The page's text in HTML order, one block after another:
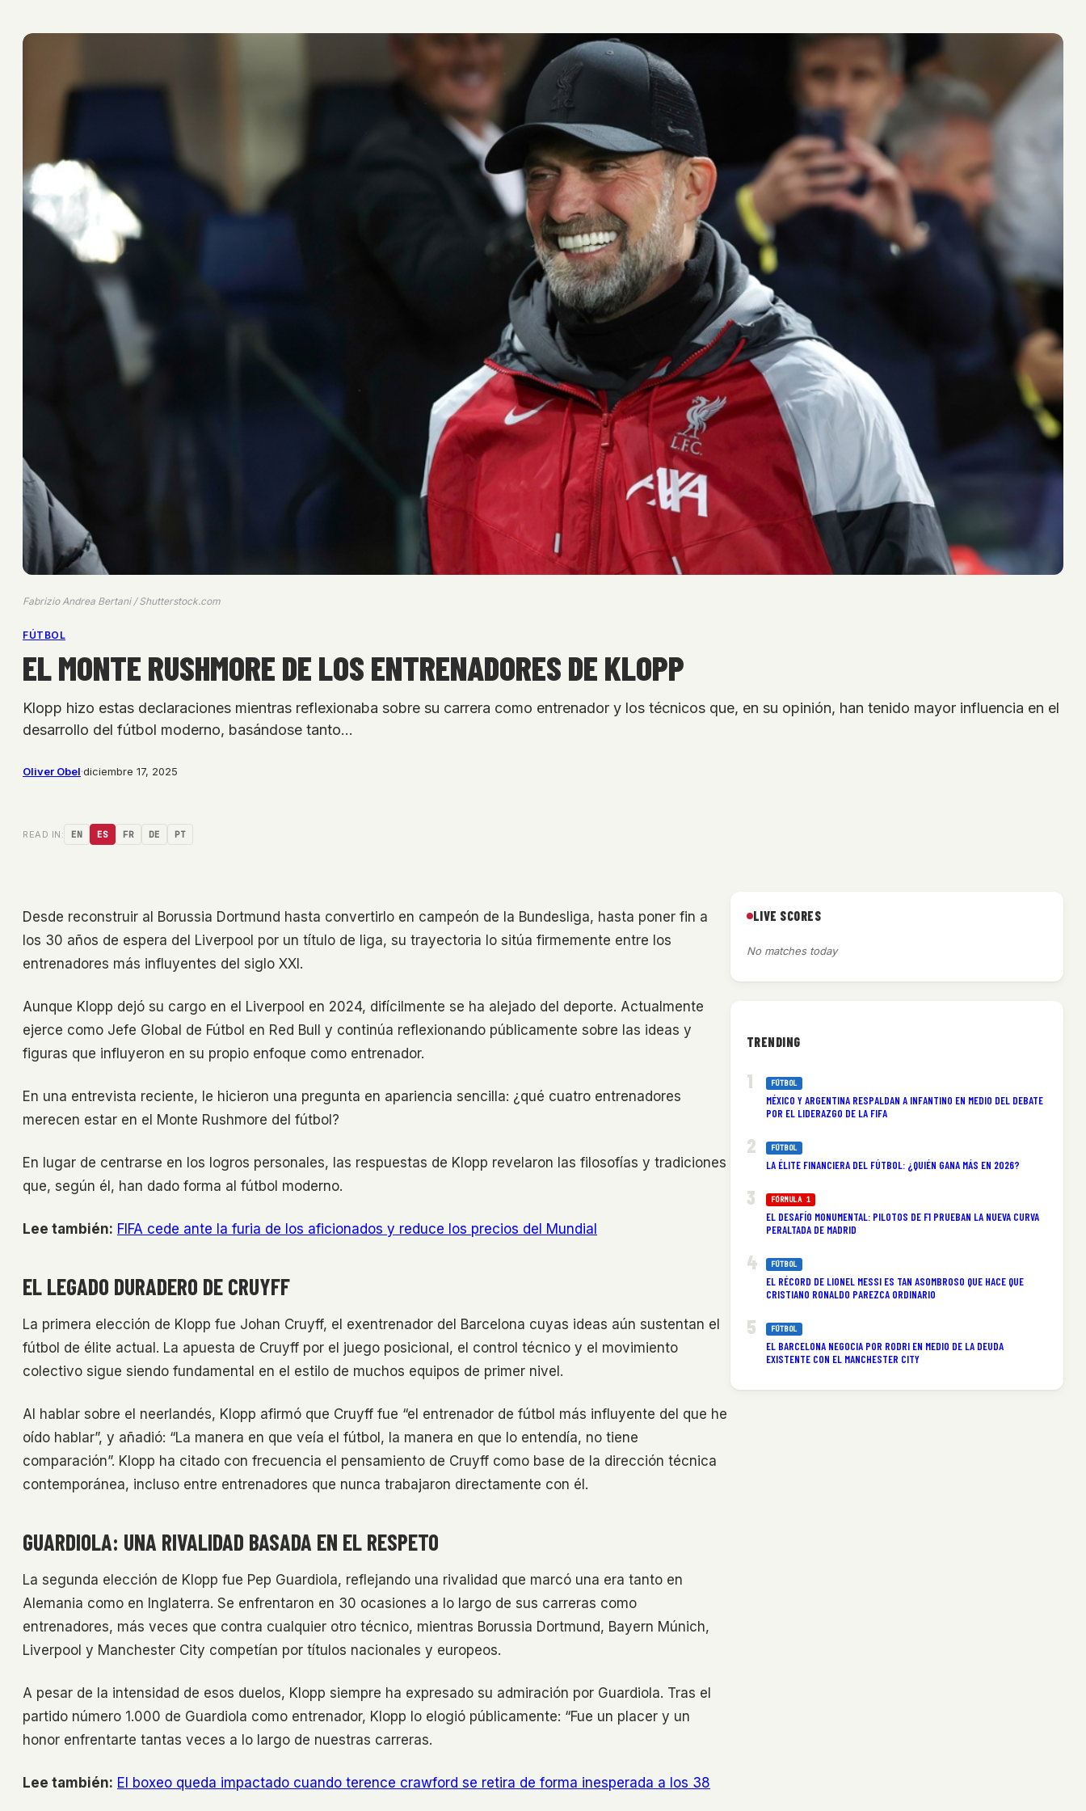
Fabrizio Andrea Bertani / Shutterstock.com
FÚTBOL
EL MONTE RUSHMORE DE LOS ENTRENADORES DE KLOPP
Klopp hizo estas declaraciones mientras reflexionaba sobre su carrera como entrenador y los técnicos que, en su opinión, han tenido mayor influencia en el
desarrollo del fútbol moderno, basándose tanto…
Oliver Obel·diciembre 17, 2025
READ IN: EN ES FR DE PT
Desde reconstruir al Borussia Dortmund hasta convertirlo en campeón de la Bundesliga, hasta poner fin a
los 30 años de espera del Liverpool por un título de liga, su trayectoria lo sitúa firmemente entre los
entrenadores más influyentes del siglo XXI.
Aunque Klopp dejó su cargo en el Liverpool en 2024, difícilmente se ha alejado del deporte. Actualmente
ejerce como Jefe Global de Fútbol en Red Bull y continúa reflexionando públicamente sobre las ideas y
figuras que influyeron en su propio enfoque como entrenador.
En una entrevista reciente, le hicieron una pregunta en apariencia sencilla: ¿qué cuatro entrenadores
merecen estar en el Monte Rushmore del fútbol?
En lugar de centrarse en los logros personales, las respuestas de Klopp revelaron las filosofías y tradiciones
que, según él, han dado forma al fútbol moderno.
Lee también: FIFA cede ante la furia de los aficionados y reduce los precios del Mundial
EL LEGADO DURADERO DE CRUYFF
La primera elección de Klopp fue Johan Cruyff, el exentrenador del Barcelona cuyas ideas aún sustentan el
fútbol de élite actual. La apuesta de Cruyff por el juego posicional, el control técnico y el movimiento
colectivo sigue siendo fundamental en el estilo de muchos equipos de primer nivel.
Al hablar sobre el neerlandés, Klopp afirmó que Cruyff fue “el entrenador de fútbol más influyente del que he
oído hablar”, y añadió: “La manera en que veía el fútbol, la manera en que lo entendía, no tiene
comparación”. Klopp ha citado con frecuencia el pensamiento de Cruyff como base de la dirección técnica
contemporánea, incluso entre entrenadores que nunca trabajaron directamente con él.
GUARDIOLA: UNA RIVALIDAD BASADA EN EL RESPETO
La segunda elección de Klopp fue Pep Guardiola, reflejando una rivalidad que marcó una era tanto en
Alemania como en Inglaterra. Se enfrentaron en 30 ocasiones a lo largo de sus carreras como
entrenadores, más veces que contra cualquier otro técnico, mientras Borussia Dortmund, Bayern Múnich,
Liverpool y Manchester City competían por títulos nacionales y europeos.
A pesar de la intensidad de esos duelos, Klopp siempre ha expresado su admiración por Guardiola. Tras el
partido número 1.000 de Guardiola como entrenador, Klopp lo elogió públicamente: “Fue un placer y un
honor enfrentarte tantas veces a lo largo de nuestras carreras.
Lee también: El boxeo queda impactado cuando terence crawford se retira de forma inesperada a los 38
LIVE SCORES
No matches today
TRENDING
FÚTBOL
MÉXICO Y ARGENTINA RESPALDAN A INFANTINO EN MEDIO DEL DEBATE
POR EL LIDERAZGO DE LA FIFA
FÚTBOL
LA ÉLITE FINANCIERA DEL FÚTBOL: ¿QUIÉN GANA MÁS EN 2026?
FÓRMULA 1
EL DESAFÍO MONUMENTAL: PILOTOS DE F1 PRUEBAN LA NUEVA CURVA
PERALTADA DE MADRID
FÚTBOL
EL RÉCORD DE LIONEL MESSI ES TAN ASOMBROSO QUE HACE QUE
CRISTIANO RONALDO PAREZCA ORDINARIO
FÚTBOL
EL BARCELONA NEGOCIA POR RODRI EN MEDIO DE LA DEUDA
EXISTENTE CON EL MANCHESTER CITY